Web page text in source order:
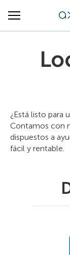
¿Está listo para
Contamos con
dispuestos a
fácil y rentable.